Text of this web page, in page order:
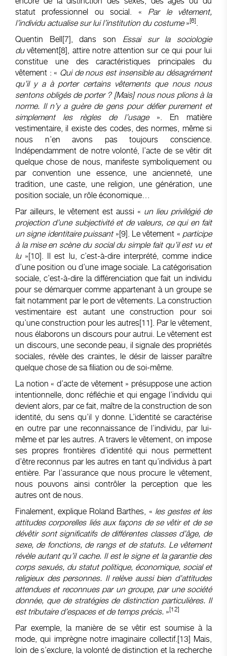
statut professionnel ou social. « Par le vêtement,
l’individu actualise sur lui l’institution du costume»[6].
Quentin Bell [7], dans son Essai sur la sociologie
duvêtement[8], attire notre attention sur ce qui pour lui
constitue une des caractéristiques principales du
vêtement : « Qui de nous est insensible au désagrément
qu’il y a à porter certains vêtements que nous nous
sentons obligés de porter ? [Mais] nous nous plions à la
norme. Il n’y a guère de gens pour défier purement et
simplement les règles de l’usage». En matière
vestimentaire, il existe des codes, des normes, même si
nous n’en avons pas toujours conscience.
Indépendamment de notre volonté, l’acte de se vêtir dit
quelque chose de nous, manifeste symboliquement ou
par convention une essence, une ancienneté, une
tradition, une caste, une religion, une génération, une
position sociale, un rôle économique…
Par ailleurs, le vêtement est aussi « un lieu privilégié de
projection d’une subjectivité et de valeurs, ce qui en fait
un signe identitaire puissant»[9]. Le vêtement « participe
à la mise en scène du social du simple fait qu’il est vu et
lu»[10]. Il est lu, c’est-à-dire interprété, comme indice
d’une position ou d’une image sociale. La catégorisation
sociale, c’est-à-dire la différenciation que fait un individu
pour se démarquer comme appartenant à un groupe se
fait notamment par le port de vêtements. La construction
vestimentaire est autant une construction pour soi
qu’une construction pour les autres[11]. Par le vêtement,
nous élaborons un discours pour autrui. Le vêtement est
un discours, une seconde peau, il signale des propriétés
sociales, révèle des craintes, le désir de laisser paraître
quelque chose de sa filiation ou de soi-même.
La notion « d’acte de vêtement » présuppose une action
intentionnelle, donc réfléchie et qui engage l’individu qui
devient alors, par ce fait, maître de la construction de son
identité, du sens qu’il y donne. L’identité se caractérise
en outre par une reconnaissance de l’individu, par lui-
même et par les autres. A travers le vêtement, on impose
ses propres frontières d’identité qui nous permettent
d’être reconnus par les autres en tant qu’individus à part
entière. Par l’assurance que nous procure le vêtement,
nous pouvons ainsi contrôler la perception que les
autres ont de nous.
Finalement, explique Roland Barthes, « les gestes et les
attitudes corporelles liés aux façons de se vêtir et de se
dévêtir sont significatifs de différentes classes d’âge, de
sexe, de fonctions, de rangs et de statuts. Le vêtement
révèle autant qu’il cache. Il est le signe et la garantie des
corps sexués, du statut politique, économique, social et
religieux des personnes. Il relève aussi bien d’attitudes
attendues et reconnues par un groupe, par une société
donnée, que de stratégies de distinction particulières. Il
est tributaire d’espaces et de temps précis. »[12]
Par exemple, la manière de se vêtir est soumise à la
mode, qui imprègne notre imaginaire collectif.[13] Mais,
loin de s’exclure, la volonté de distinction et la recherche